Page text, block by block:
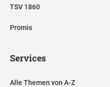
TSV 1860
Promis
Services
Alle Themen von A-Z